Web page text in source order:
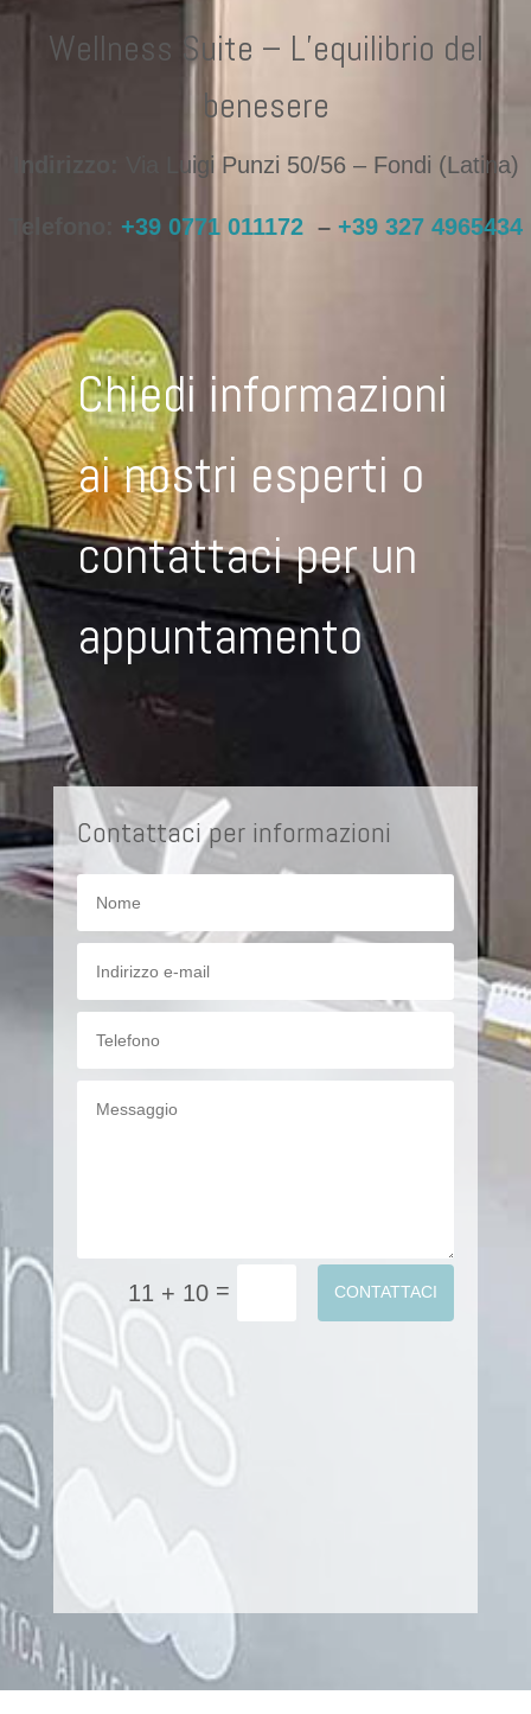
Wellness Suite – L’equilibrio del
benesere
Indirizzo: Via Luigi Punzi 50/56 – Fondi (Latina)
Telefono: +39 0771 011172 – +39 327 4965434
Chiedi informazioni
ai nostri esperti o
contattaci per un
appuntamento
Contattaci per informazioni
11 + 10 = CONTATTACI